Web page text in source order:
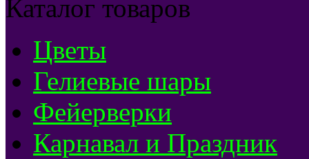
Каталог товаров
Цветы
Гелиевые шары
Фейерверки
Карнавал и Праздник